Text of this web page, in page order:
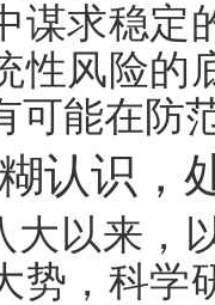
谋求稳定
性风险的
可能在防
认识，
大以来，
势，科学